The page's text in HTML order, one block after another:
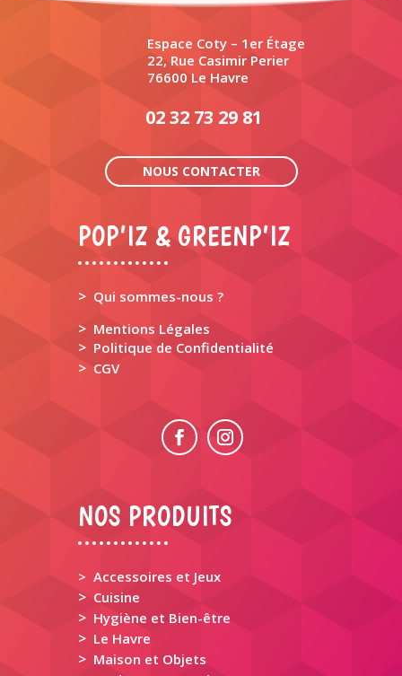
Espace Coty – 1er Étage
22, Rue Casimir Perier
76600 Le Havre
02 32 73 29 81
NOUS CONTACTER
POP’IZ & GREENP’IZ
> Qui sommes-nous ?
> Mentions Légales
> Politique de Confidentialité
> CGV
NOS PRODUITS
> Accessoires et Jeux
> Cuisine
> Hygiène et Bien-être
> Le Havre
> Maison et Objets